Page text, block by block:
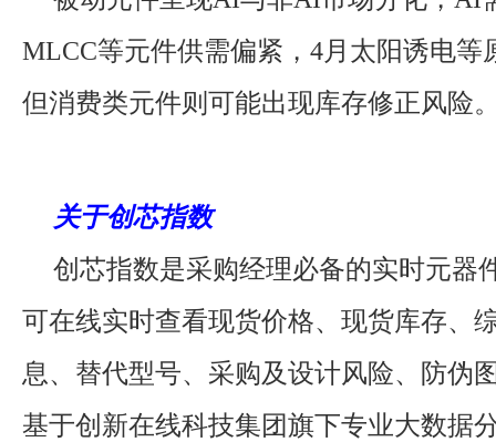
MLCC等元件供需偏紧，4月太阳诱电等
但消费类元件则可能出现库存修正风险
关于创芯指数
创芯指数是采购经理必备的实时元器
可在线实时查看现货价格、现货库存、
息、替代型号、采购及设计风险、防伪
基于创新在线科技集团旗下专业大数据